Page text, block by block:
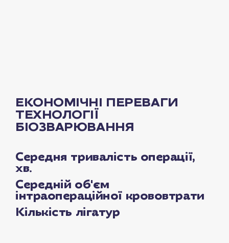
ЕКОНОМІЧНІ ПЕРЕВАГИ
ТЕХНОЛОГІЇ
БІОЗВАРЮВАННЯ
Середня тривалість операції,
хв.
Середній об'єм
інтраопераційної крововтрати
Кількість лігатур